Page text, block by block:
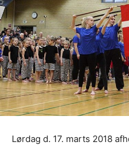
Lørdag d. 17. marts 2018